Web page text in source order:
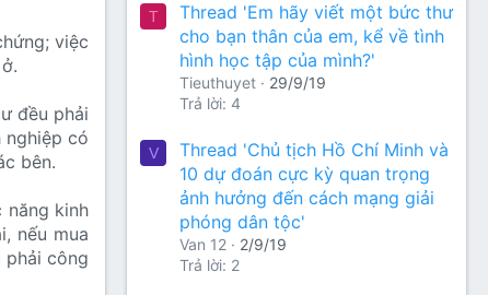
việc
đều phải
có
bên.
năng kinh
nếu mua
công
T
Thread 'Em hãy viết một bức thư
cho bạn thân của em, kể về tình
hình học tập của mình?'
Tieuthuyet
29/9/19
Trả lời: 4
V
Thread 'Chủ tịch Hồ Chí Minh và
10 dự đoán cực kỳ quan trọng
ảnh hưởng đến cách mạng giải
phóng dân tộc'
Van 12
2/9/19
Trả lời: 2